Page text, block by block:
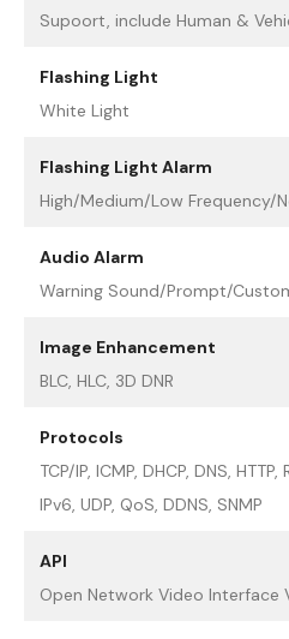
Supoort, include Human &
Flashing Light
White Light
Flashing Light Alarm
High/Medium/Low Frequency/
Audio Alarm
Warning Sound/Prompt/
Image Enhancement
BLC, HLC, 3D DNR
Protocols
TCP/IP, ICMP, DHCP, DNS, HTTP,
IPv6, UDP, QoS, DDNS, SNMP
API
Open Network Video Interface